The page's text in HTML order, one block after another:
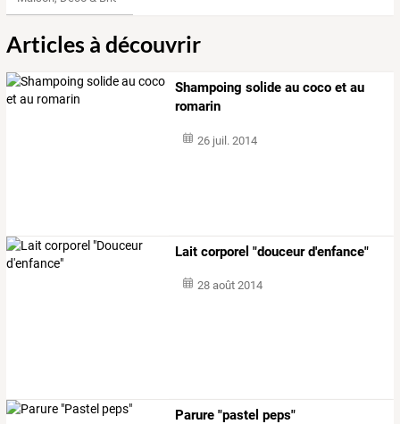
Articles à découvrir
Shampoing solide au coco et au
romarin
26 juil. 2014
Lait corporel "douceur d'enfance"
28 août 2014
Parure "pastel peps"